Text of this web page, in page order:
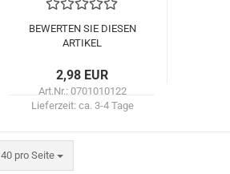
BEWERTEN SIE DIESEN
ARTIKEL
2,98 EUR
Art.Nr.: 0701010122
Lieferzeit: ca. 3-4 Tage
40 pro Seite
pro Seite